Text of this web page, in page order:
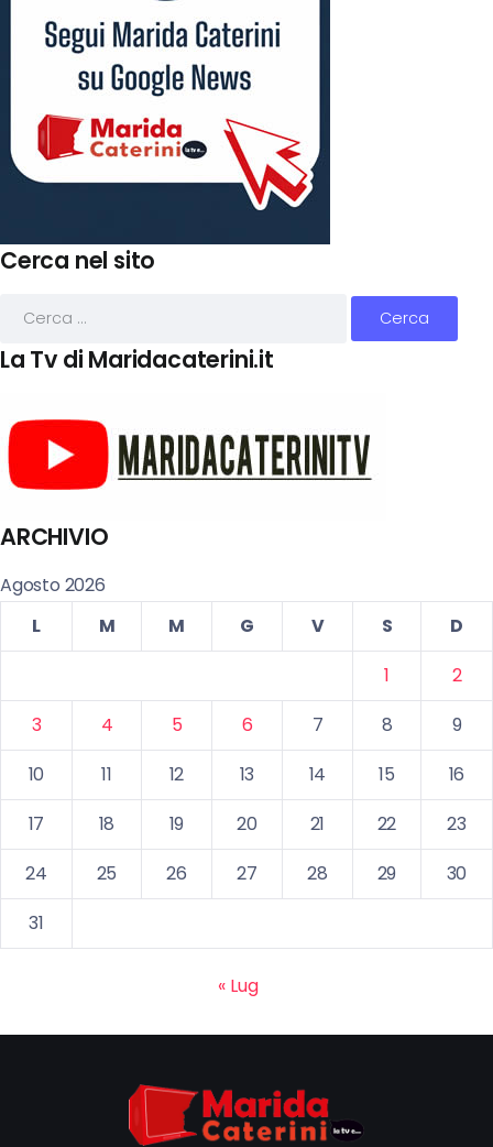
Cerca nel sito
La Tv di Maridacaterini.it
ARCHIVIO
Agosto 2026
L
M M G V S
D
1
2
3
4 5 6 7 8
9
10
11 12 13 14 15
16
17
18 19 20 21 22
23
24
25 26 27 28 29
30
31
« Lug